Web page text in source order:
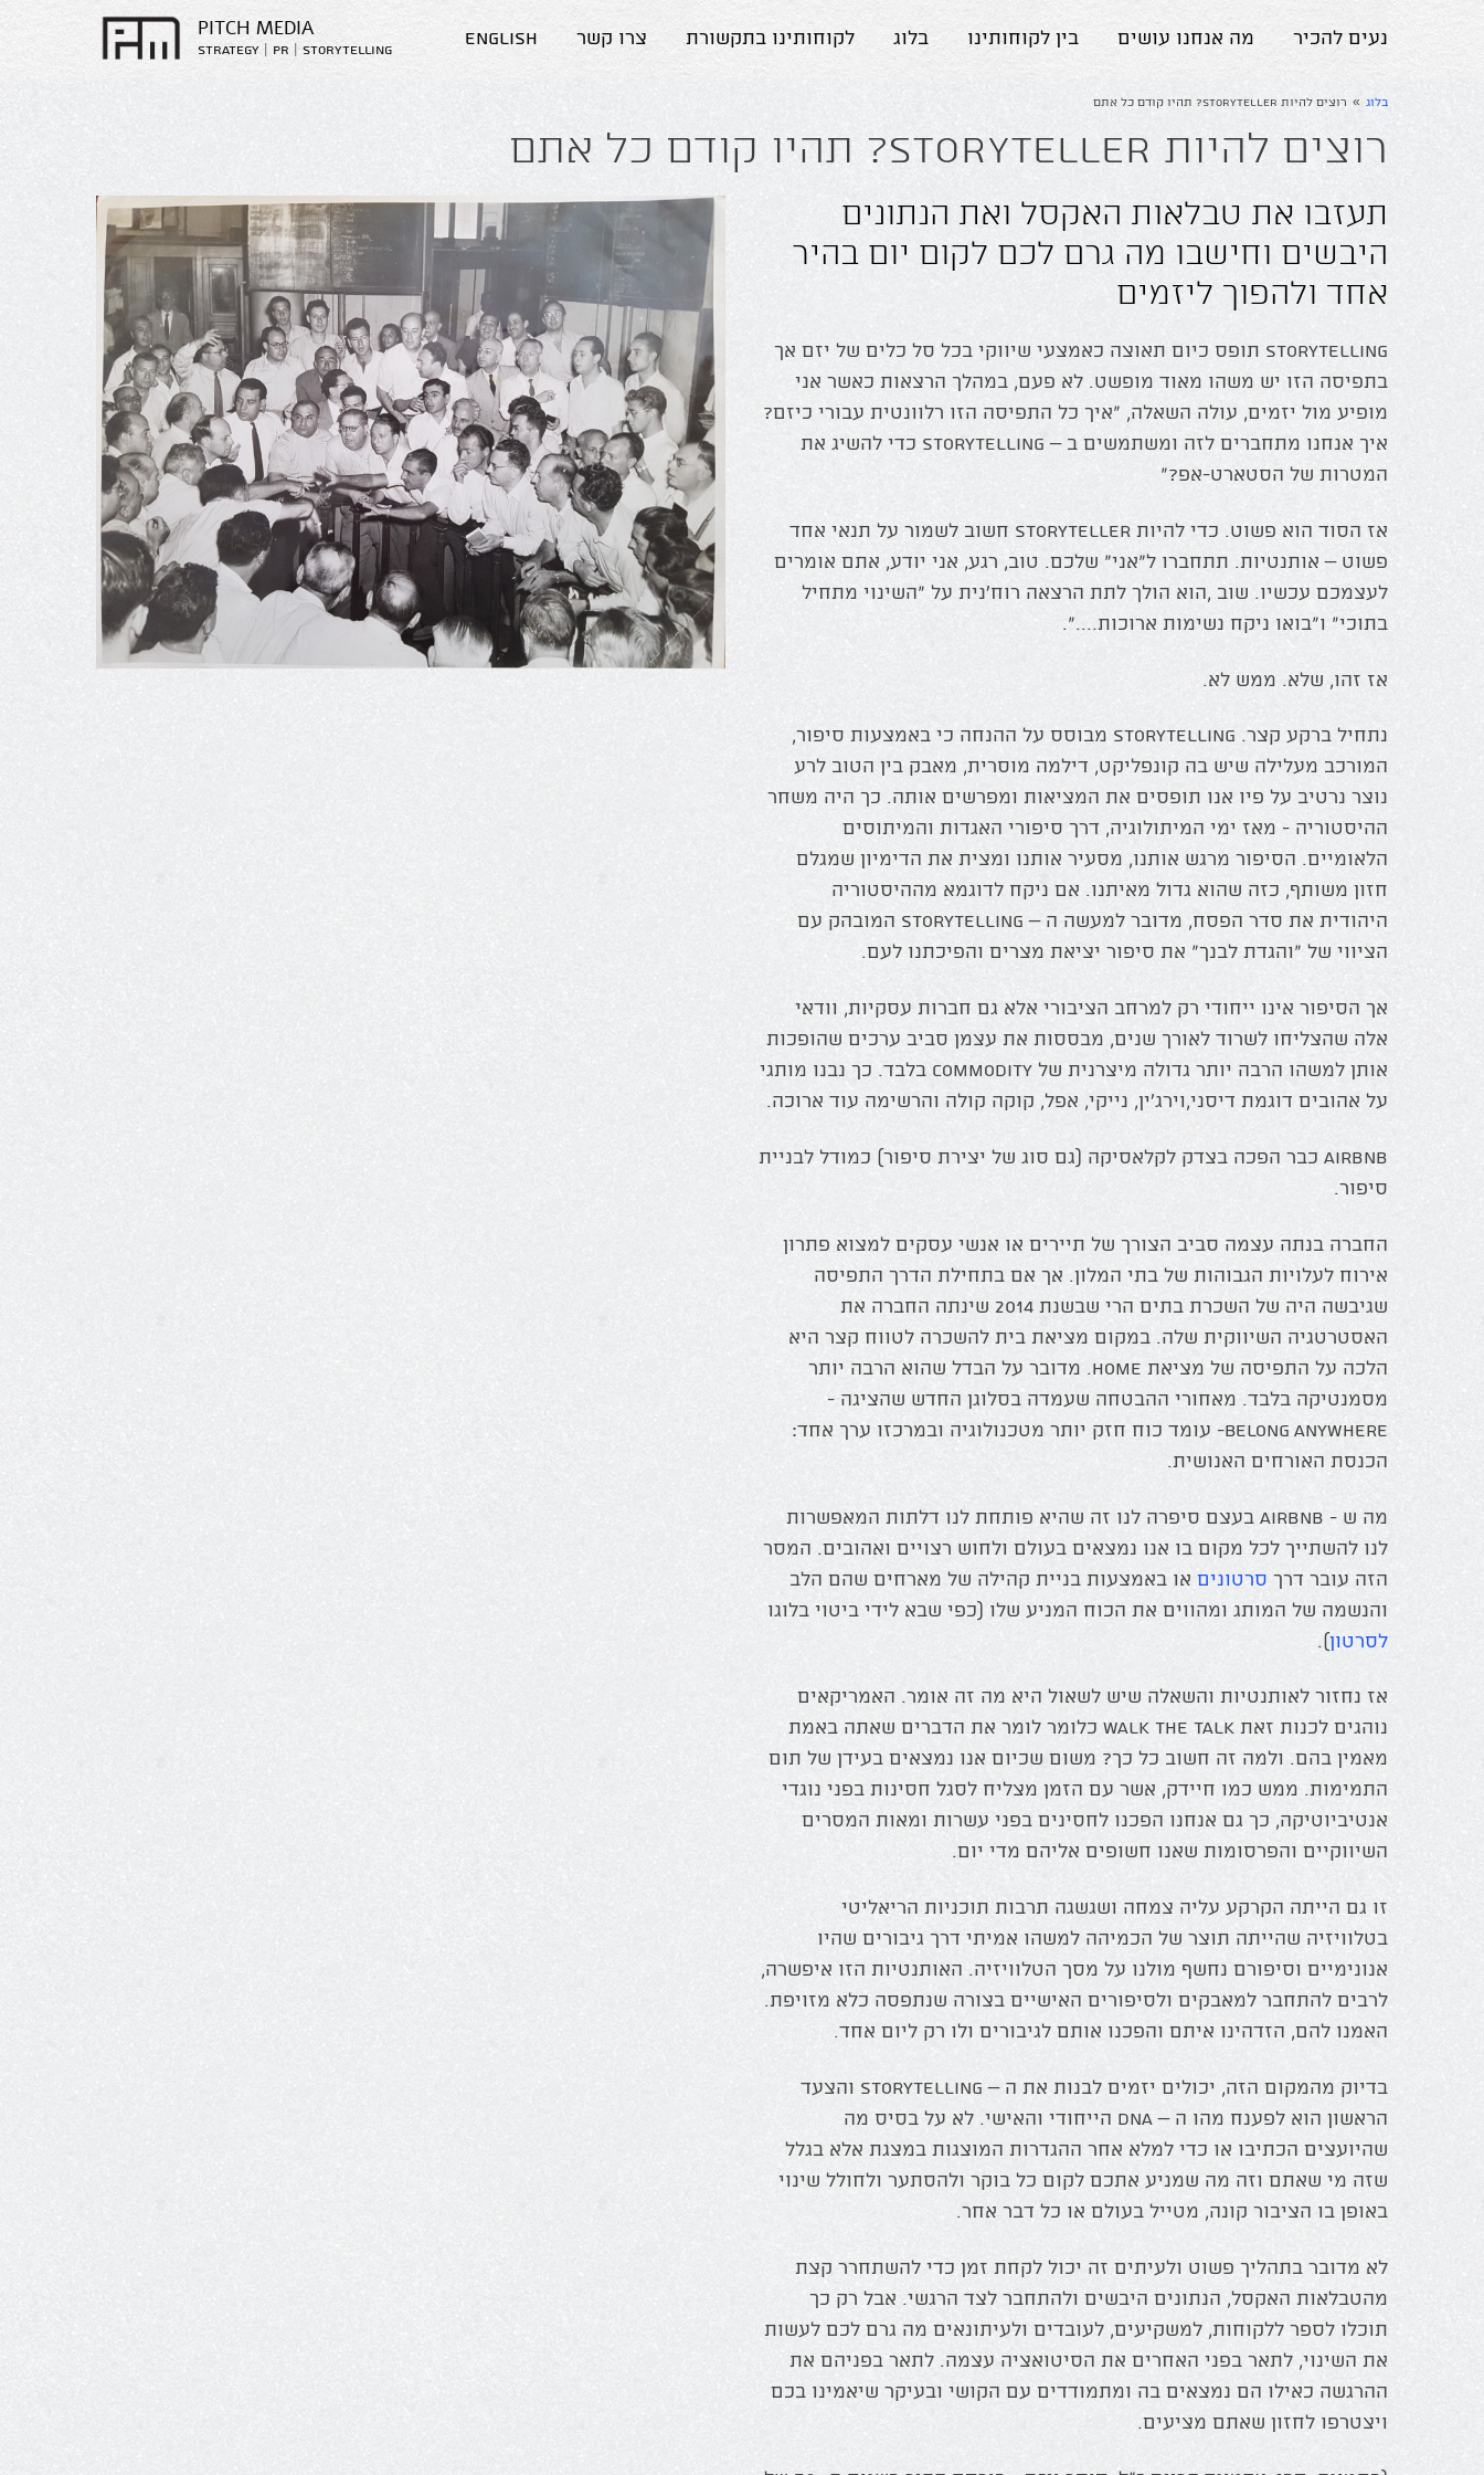
PITCH MEDIA
strategy | PR | storytelling נעים להכיר מה אנחנו עושים בין לקוחותינו בלוג לקוחותינו בתקשורת צרו קשר English
בלוג » רוצים להיות Storyteller? תהיו קודם כל אתם
רוצים להיות Storyteller? תהיו קודם כל אתם
תעזבו את טבלאות האקסל ואת הנתונים
היבשים וחישבו מה גרם לכם לקום יום בהיר
אחד ולהפוך ליזמים
Storytelling תופס כיום תאוצה כאמצעי שיווקי בכל סל כלים של יזם אך
בתפיסה הזו יש משהו מאוד מופשט. לא פעם, במהלך הרצאות כאשר אני
מופיע מול יזמים, עולה השאלה, "איך כל התפיסה הזו רלוונטית עבורי כיזם?
איך אנחנו מתחברים לזה ומשתמשים ב –
Storytelling כדי להשיג את
המטרות של הסטארט-אפ?"
אז הסוד הוא פשוט. כדי להיות Storyteller חשוב לשמור על תנאי אחד
פשוט – אותנטיות. תתחברו ל"אני" שלכם. טוב, רגע, אני יודע, אתם אומרים
לעצמכם עכשיו. שוב ,הוא הולך לתת הרצאה רוח'נית על "השינוי מתחיל
בתוכי" ו"בואו ניקח נשימות ארוכות....".
אז זהו, שלא. ממש לא.
נתחיל ברקע קצר. Storytelling מבוסס על ההנחה כי באמצעות סיפור,
המורכב מעלילה שיש בה קונפליקט, דילמה מוסרית, מאבק בין הטוב לרע
נוצר נרטיב על פיו אנו תופסים את המציאות ומפרשים אותה. כך היה משחר
ההיסטוריה - מאז ימי המיתולוגיה, דרך סיפורי האגדות והמיתוסים
הלאומיים. הסיפור מרגש אותנו, מסעיר אותנו ומצית את הדימיון שמגלם
חזון משותף, כזה שהוא גדול מאיתנו. אם ניקח לדוגמא מההיסטוריה
היהודית את סדר הפסח, מדובר למעשה ה – storytelling המובהק עם
הציווי של "והגדת לבנך" את סיפור יציאת מצרים והפיכתנו לעם.
אך הסיפור אינו ייחודי רק למרחב הציבורי אלא גם חברות עסקיות, וודאי
אלה שהצליחו לשרוד לאורך שנים, מבססות את עצמן סביב ערכים שהופכות
אותן למשהו הרבה יותר גדולה מיצרנית של commodity בלבד. כך נבנו מותגי
על אהובים דוגמת דיסני,וירג'ין, נייקי, אפל, קוקה קולה והרשימה עוד ארוכה.
Airbnb כבר הפכה בצדק לקלאסיקה (גם סוג של יצירת סיפור) כמודל לבניית
סיפור.
החברה בנתה עצמה סביב הצורך של תיירים או אנשי עסקים למצוא פתרון
אירוח לעלויות הגבוהות של בתי המלון. אך אם בתחילת הדרך התפיסה
שגיבשה היה של השכרת בתים הרי שבשנת 2014 שינתה החברה את
האסטרטגיה השיווקית שלה. במקום מציאת בית להשכרה לטווח קצר היא
הלכה על התפיסה של מציאת home. מדובר על הבדל שהוא הרבה יותר
מסמנטיקה בלבד. מאחורי ההבטחה שעמדה בסלוגן החדש שהציגה -
Belong Anywhere- עומד כוח חזק יותר מטכנולוגיה ובמרכזו ערך אחד:
הכנסת האורחים האנושית.
מה ש - Airbnb בעצם סיפרה לנו זה שהיא פותחת לנו דלתות המאפשרות
לנו להשתייך לכל מקום בו אנו נמצאים בעולם ולחוש רצויים ואהובים. המסר
הזה עובר דרך סרטונים או באמצעות בניית קהילה של מארחים שהם הלב
והנשמה של המותג ומהווים את הכוח המניע שלו (כפי שבא לידי ביטוי בלוגו
לסרטון).
אז נחזור לאותנטיות והשאלה שיש לשאול היא מה זה אומר. האמריקאים
נוהגים לכנות זאת Walk the talk כלומר לומר את הדברים שאתה באמת
מאמין בהם. ולמה זה חשוב כל כך? משום שכיום אנו נמצאים בעידן של תום
התמימות. ממש כמו חיידק, אשר עם הזמן מצליח לסגל חסינות בפני נוגדי
אנטיביוטיקה, כך גם אנחנו הפכנו לחסינים בפני עשרות ומאות המסרים
השיווקיים והפרסומות שאנו חשופים אליהם מדי יום.
זו גם הייתה הקרקע עליה צמחה ושגשגה תרבות תוכניות הריאליטי
בטלוויזיה שהייתה תוצר של הכמיהה למשהו אמיתי דרך גיבורים שהיו
אנונימיים וסיפורם נחשף מולנו על מסך הטלוויזיה. האותנטיות הזו איפשרה,
לרבים להתחבר למאבקים ולסיפורים האישיים בצורה שנתפסה כלא מזויפת.
האמנו להם, הזדהינו איתם והפכנו אותם לגיבורים ולו רק ליום אחד.
בדיוק מהמקום הזה, יכולים יזמים לבנות את ה – Storytelling והצעד
הראשון הוא לפענח מהו ה – DNA הייחודי והאישי. לא על בסיס מה
שהיועצים הכתיבו או כדי למלא אחר ההגדרות המוצגות במצגת אלא בגלל
שזה מי שאתם וזה מה שמניע אתכם לקום כל בוקר ולהסתער ולחולל שינוי
באופן בו הציבור קונה, מטייל בעולם או כל דבר אחר.
לא מדובר בתהליך פשוט ולעיתים זה יכול לקחת זמן כדי להשתחרר קצת
מהטבלאות האקסל, הנתונים היבשים ולהתחבר לצד הרגשי. אבל רק כך
תוכלו לספר ללקוחות, למשקיעים, לעובדים ולעיתונאים מה גרם לכם לעשות
את השינוי, לתאר בפני האחרים את הסיטואציה עצמה. לתאר בפניהם את
ההרגשה כאילו הם נמצאים בה ומתמודדים עם הקושי ובעיקר שיאמינו בכם
ויצטרפו לחזון שאתם מציעים.